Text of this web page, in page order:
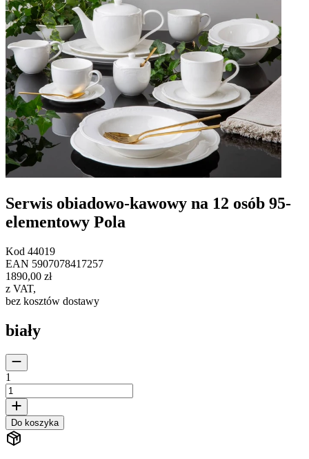
Serwis obiadowo-kawowy na 12 osób 95-
elementowy Pola
Kod 44019
EAN 5907078417257
1890,00 zł
z VAT,
bez kosztów dostawy
biały
1
Do koszyka